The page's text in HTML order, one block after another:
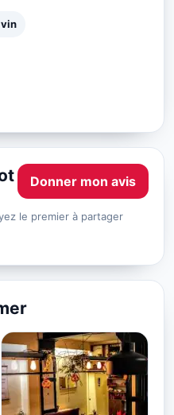
vin
Donner mon avis
le premier à partager